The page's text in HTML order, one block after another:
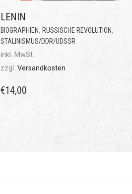
LENIN
BIOGRAPHIEN, RUSSISCHE REVOLUTION,
STALINISMUS/DDR/UDSSR
inkl. MwSt.
zzgl. Versandkosten
€14,00